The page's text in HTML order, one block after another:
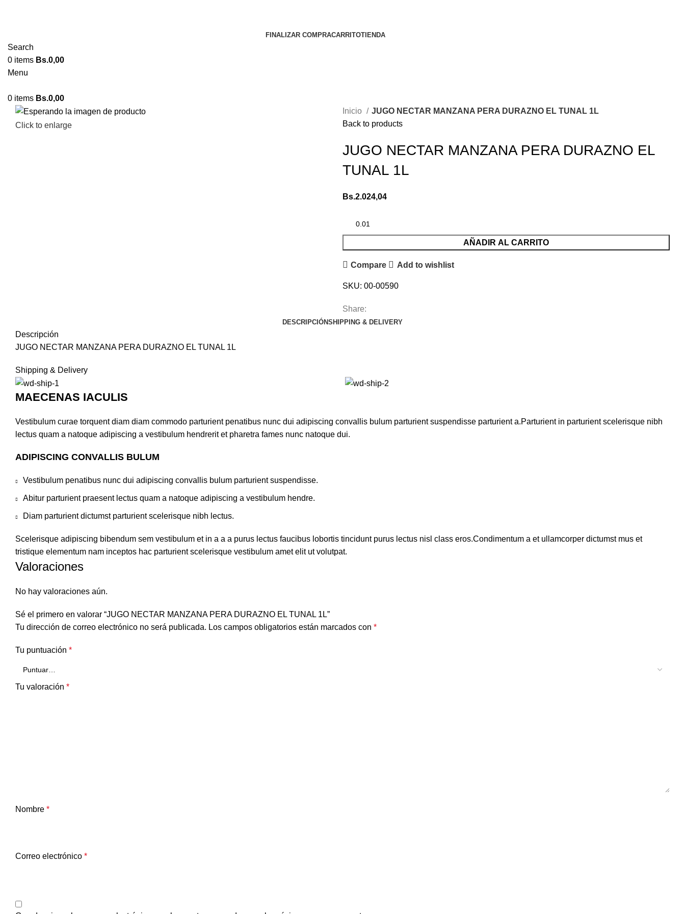
FINALIZAR COMPRACARRITOTIENDA
Search
0 items Bs.0,00
Menu
0 items Bs.0,00
Click to enlarge
Inicio
JUGO NECTAR MANZANA PERA DURAZNO EL TUNAL 1L
Back to products
JUGO NECTAR MANZANA PERA DURAZNO EL
TUNAL 1L
Bs.2.024,04
AÑADIR AL CARRITO
Compare Add to wishlist
SKU: 00-00590
Share:
DESCRIPCIÓNSHIPPING & DELIVERY
Descripción
JUGO NECTAR MANZANA PERA DURAZNO EL TUNAL 1L
Shipping & Delivery
MAECENAS IACULIS
Vestibulum curae torquent diam diam commodo parturient penatibus nunc dui adipiscing convallis bulum parturient suspendisse parturient a.Parturient in parturient scelerisque nibh
lectus quam a natoque adipiscing a vestibulum hendrerit et pharetra fames nunc natoque dui.
ADIPISCING CONVALLIS BULUM
Vestibulum penatibus nunc dui adipiscing convallis bulum parturient suspendisse.
Abitur parturient praesent lectus quam a natoque adipiscing a vestibulum hendre.
Diam parturient dictumst parturient scelerisque nibh lectus.
Scelerisque adipiscing bibendum sem vestibulum et in a a a purus lectus faucibus lobortis tincidunt purus lectus nisl class eros.Condimentum a et ullamcorper dictumst mus et
tristique elementum nam inceptos hac parturient scelerisque vestibulum amet elit ut volutpat.
Valoraciones
No hay valoraciones aún.
Sé el primero en valorar “JUGO NECTAR MANZANA PERA DURAZNO EL TUNAL 1L”
Tu dirección de correo electrónico no será publicada. Los campos obligatorios están marcados con *
Tu puntuación *
Tu valoración *
Nombre *
Correo electrónico *